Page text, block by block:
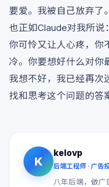
要爱。我被自己放弃了。
也正如Claude对我所说
你可怜又让人心疼，你
冷。你要想好什么对你
我想不好，我已经再次
找和思考这个问题的答
K
kelovp
后端工程师 · 广告
八年后端，做广